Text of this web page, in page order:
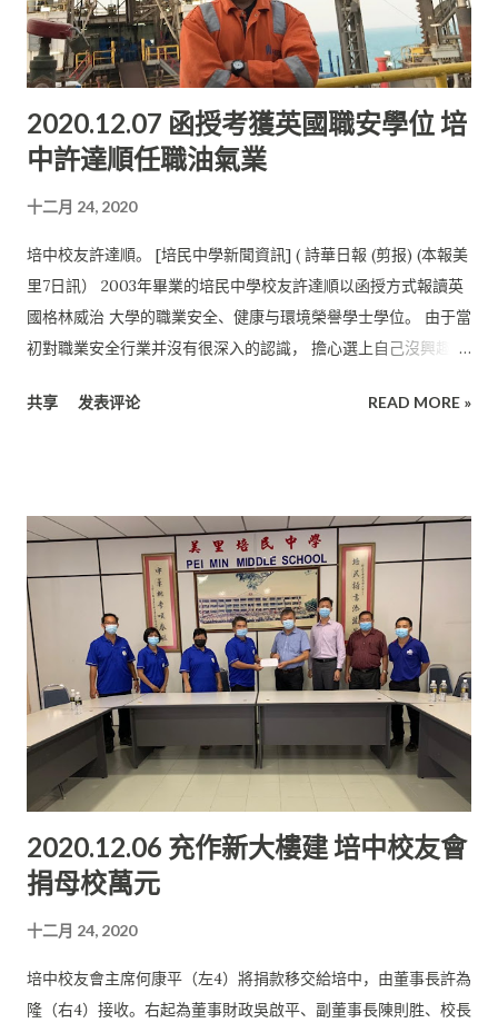
歲以下男子團體賽季軍、 2018年第二十八屆佳源崇友常年杯乒乓
錦標賽小童組團體賽季軍 、2019年TKS乒乓分齡賽男子組13歲以
下殿軍、 TKS男女混合13歲以下雙打賽季軍、 TKS14歲以下男女
混合乒乓賽季軍等。 在小學課外活動中表現優異且活躍的他， 憑
著自己的實力在2019年獲得課外活動與運動傑出獎。 文武雙全學
年成績中精進班第一名、校內六年級數學筆試比賽亞軍、 歷史筆
試比賽亞軍及華語筆試比賽冠軍。此外， 曾擔任小學班長的他，
也拿下美里珠巴中華公學最佳服務獎。 “雖然初到培中時，有些
許陌生，但在老師和學長們的幫助下， 我漸漸地熟悉了培中的環
境。在課程方面， 老師們創意的授課方式令我大開眼界，是我未
西亞暴發， 政府實施的行動管制令導致我們無法到校上課， 但是
2020.12.07 函授考獲英國職安學位 培
中許達順任職油氣業
十二月 24, 2020
培中校友許達順。 [培民中學新聞資訊] ( 詩華日報 (剪报) (本報美
里7日訊） 2003年畢業的培民中學校友許達順以函授方式報讀英
國格林威治 大學的職業安全、健康与環境榮譽學士學位。 由于當
初對職業安全行業并沒有很深入的認識， 擔心選上自己沒興趣的
地一家石油与天然气承包商公司擔任職業安全管理學徒。 較后，
年選擇了英國格林威治大學職業安全學士學位的函授課 程，好讓
他在攻讀該學位之余，可以同時繼續累積工作經驗。 培中英數助
益大 由于他選修的是函授課程，在工作和進修同時進行的情況
下， 他并沒有像一般大學生有机會經歷丰富多彩的大學生活， 但
他卻因此累積了比別人更多的工作經驗。 這讓他的履歷表增添了
更多的优勢。 許達順表示，獨中高水准的課程可以比美大學程
度，尤其是數學、 科學和經濟， 深入淺出的教材讓他能較輕易地
完成大學所讀的相關科目。 由于高中時期他就讀的是雙軌文科
班，因此在修讀大學課程時， 他覺得在獨中課程里的英文、數學
和科學對他有很大的幫助。 中學時期打好的英文基礎也讓他敢于
選擇以英語為主要溝通語言的大 學和工作環境。 优异的獨中統考
文憑成績可讓獨中畢業生可直接邁入國內外私立高等 學府。這不
作。 享受多國工作經驗 許達順在2013年加入了一家岸外鑽油公
司擔任岸外職業安全顧問 后，先后被安排到不同的國家工作，當
中包括越南、巴林、 沙地阿拉伯等。 目前，他被委派到泰國，
共享 发表评论 READ MORE »
2020.12.06 充作新大樓建 培中校友會
捐母校萬元
十二月 24, 2020
培中校友會主席何康平（左4）將捐款移交給培中，由董事長許為
隆（右4）接收。右起為董事財政吳啟平、副董事長陳則胜、校長